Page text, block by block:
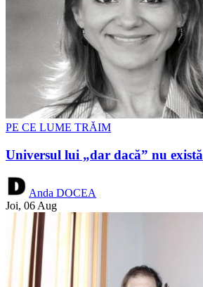
PE CE LUME TRĂIM
Universul lui „dar dacă” nu există
Anda DOCEA
Joi, 06 Aug